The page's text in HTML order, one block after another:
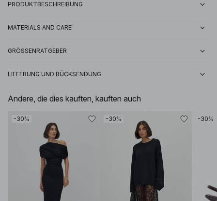
PRODUKTBESCHREIBUNG
MATERIALS AND CARE
GRÖSSENRATGEBER
LIEFERUNG UND RÜCKSENDUNG
Andere, die dies kauften, kauften auch
-30% -30% -30%